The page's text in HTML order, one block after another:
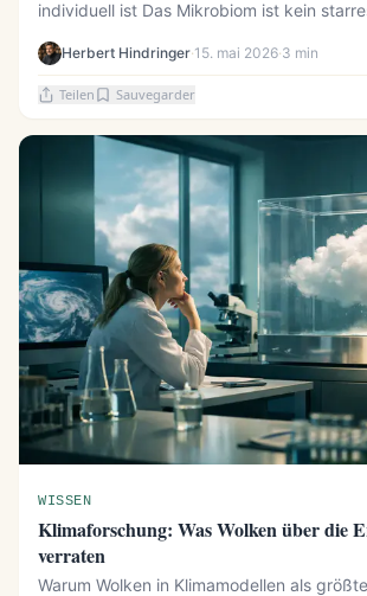
individuell ist Das Mikrobiom ist kein
Herbert Hindringer·15. mai 2026·3 min
Teilen Sauvegarder
WISSEN
Klimaforschung: Was Wolken über die
verraten
Warum Wolken in Klimamodellen als